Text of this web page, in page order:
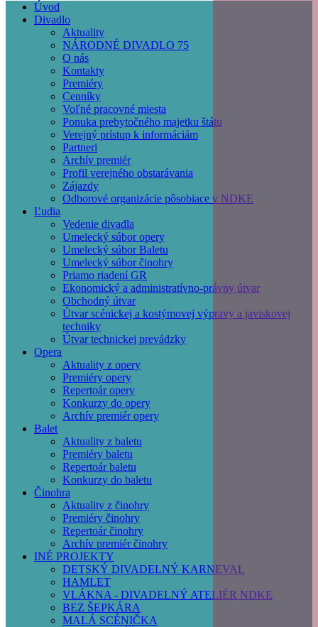
Main
navigation
Úvod
Divadlo
Aktuality
NÁRODNÉ DIVADLO 75
O nás
Kontakty
Premiéry
Cenníky
Voľné pracovné miesta
Ponuka prebytočného majetku štátu
Verejný prístup k informáciám
Partneri
Archív premiér
Profil verejného obstarávania
Zájazdy
Odborové organizácie pôsobiace v NDKE
Ľudia
Vedenie divadla
Umelecký súbor opery
Umelecký súbor Baletu
Umelecký súbor činohry
Priamo riadení GR
Ekonomický a administratívno-právny útvar
Obchodný útvar
Útvar scénickej a kostýmovej výpravy a javiskovej
techniky
Útvar technickej prevádzky
Opera
Aktuality z opery
Premiéry opery
Repertoár opery
Konkurzy do opery
Archív premiér opery
Balet
Aktuality z baletu
Premiéry baletu
Repertoár baletu
Konkurzy do baletu
Činohra
Aktuality z činohry
Premiéry činohry
Repertoár činohry
Archív premiér činohry
INÉ PROJEKTY
DETSKÝ DIVADELNÝ KARNEVAL
HAMLET
VLÁKNA - DIVADELNÝ ATELIÉR NDKE
BEZ ŠEPKÁRA
MALÁ SCÉNIČKA